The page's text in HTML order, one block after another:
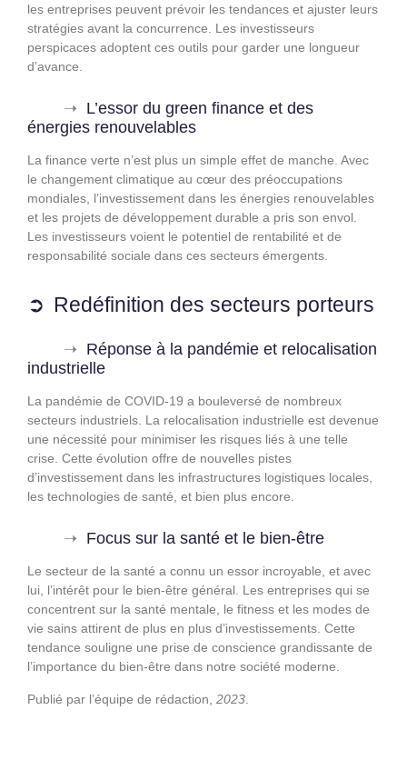
les entreprises peuvent prévoir les tendances et ajuster leurs
stratégies avant la concurrence. Les investisseurs
perspicaces adoptent ces outils pour garder une longueur
d’avance.
L’essor du green finance et des
énergies renouvelables
La finance verte n’est plus un simple effet de manche. Avec
le changement climatique au cœur des préoccupations
mondiales, l’investissement dans les énergies renouvelables
et les projets de développement durable a pris son envol.
Les investisseurs voient le potentiel de rentabilité et de
responsabilité sociale dans ces secteurs émergents.
Redéfinition des secteurs porteurs
Réponse à la pandémie et relocalisation
industrielle
La pandémie de COVID-19 a bouleversé de nombreux
secteurs industriels. La relocalisation industrielle est devenue
une nécessité pour minimiser les risques liés à une telle
crise. Cette évolution offre de nouvelles pistes
d’investissement dans les infrastructures logistiques locales,
les technologies de santé, et bien plus encore.
Focus sur la santé et le bien-être
Le secteur de la santé a connu un essor incroyable, et avec
lui, l’intérêt pour le bien-être général. Les entreprises qui se
concentrent sur la santé mentale, le fitness et les modes de
vie sains attirent de plus en plus d’investissements. Cette
tendance souligne une prise de conscience grandissante de
l’importance du bien-être dans notre société moderne.
Publié par l’équipe de rédaction, 2023